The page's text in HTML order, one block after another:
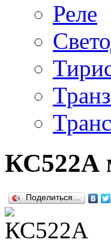
Реле
КС522А
Поделиться…